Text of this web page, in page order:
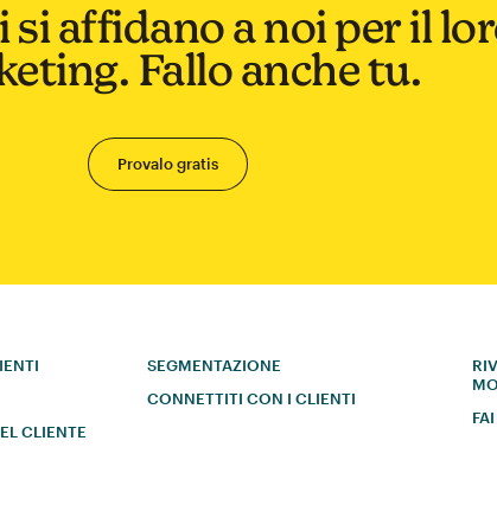
affidano a noi per il
Fallo anche tu.
Provalo gratis
CLIENTE
SEGMENTAZIONE
CONNETTITI CON I CLIENTI